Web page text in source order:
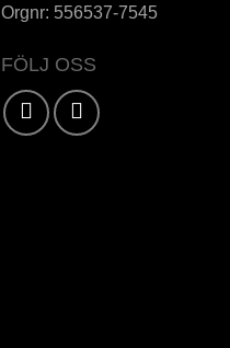
Orgnr: 556537-7545
FÖLJ OSS